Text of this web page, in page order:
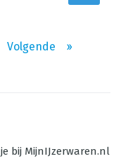
Volgende ››
bij MijnIJzerwaren.nl